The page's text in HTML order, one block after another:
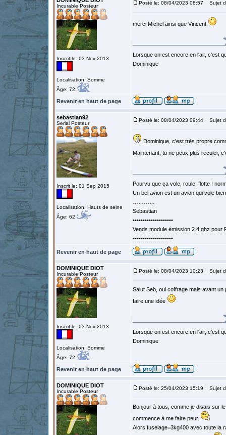
Incurable Posteur
Inscrit le: 03 Nov 2013
Localisation: Somme
Âge: 72
Posté le: 08/04/2023 08:57 Sujet
merci Michel ainsi que Vincent
Lorsque on est encore en l'air, c'est
Dominique
Revenir en haut de page
sebastian92
Serial Posteur
Inscrit le: 01 Sep 2015
Localisation: Hauts de seine
Âge: 62
Posté le: 08/04/2023 09:44 Sujet
Dominique, c'est très propre
Maintenant, tu ne peux plus reculer,
Pourvu que ça vole, roule, flotte !
Un bel avion est un avion qui vole
Sebastian
••••••••••••••••••••
Vends module émission 2.4 ghz
••••••••••••••••••••
Revenir en haut de page
DOMINIQUE DIOT
Incurable Posteur
Inscrit le: 03 Nov 2013
Localisation: Somme
Âge: 72
Posté le: 08/04/2023 10:23 Sujet
Salut Seb, oui coffrage mais avant
faire une idée
Lorsque on est encore en l'air, c'est
Dominique
Revenir en haut de page
DOMINIQUE DIOT
Incurable Posteur
Posté le: 25/04/2023 15:19 Sujet
Bonjour à tous, comme je disais sur
commence à me faire peur.
Alors fuselage=3kg400 avec toute la